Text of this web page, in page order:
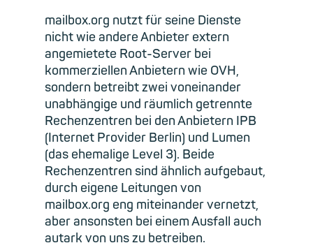
mailbox.org nutzt für seine Dienste
nicht wie andere Anbieter extern
angemietete Root-Server bei
kommerziellen Anbietern wie OVH,
sondern betreibt zwei voneinander
unabhängige und räumlich getrennte
Rechenzentren bei den Anbietern IPB
(Internet Provider Berlin) und Lumen
(das ehemalige Level 3). Beide
Rechenzentren sind ähnlich aufgebaut,
durch eigene Leitungen von
mailbox.org eng miteinander vernetzt,
aber ansonsten bei einem Ausfall auch
autark von uns zu betreiben.